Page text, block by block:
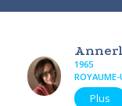
1965
Plus